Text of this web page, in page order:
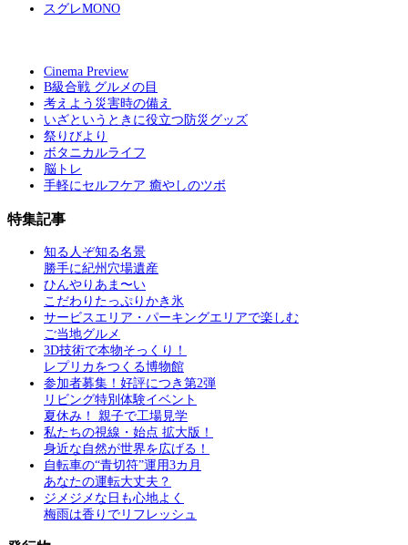
スグレMONO
Cinema Preview
B級合戦 グルメの目
考えよう災害時の備え
いざというときに役立つ防災グッズ
祭りびより
ボタニカルライフ
脳トレ
手軽にセルフケア 癒やしのツボ
特集記事
知る人ぞ知る名景
勝手に紀州穴場遺産
ひんやりあま〜い
こだわりたっぷりかき氷
サービスエリア・パーキングエリアで楽しむ
ご当地グルメ
3D技術で本物そっくり！
レプリカをつくる博物館
参加者募集！好評につき第2弾
リビング特別体験イベント
夏休み！ 親子で工場見学
私たちの視線・始点 拡大版！
身近な自然が世界を広げる！
自転車の“青切符”運用3カ月
あなたの運転大丈夫？
ジメジメな日も心地よく
梅雨は香りでリフレッシュ